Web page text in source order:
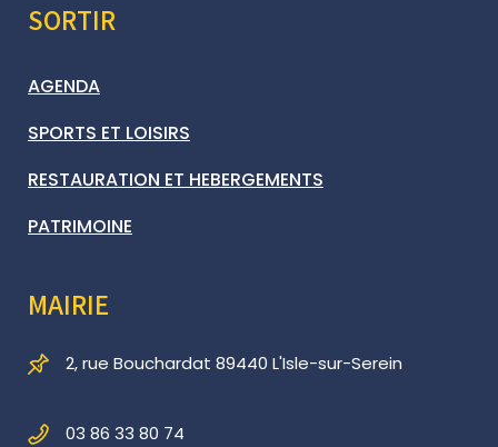
SORTIR
AGENDA
SPORTS ET LOISIRS
RESTAURATION ET HEBERGEMENTS
PATRIMOINE
MAIRIE
2, rue Bouchardat 89440 L'Isle-sur-Serein
03 86 33 80 74